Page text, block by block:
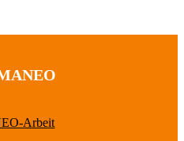
Arbeit